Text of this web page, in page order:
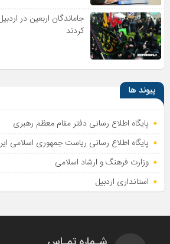
جاماندگان اربعین در
کردند
پیوند ها
پایگاه اطلاع رسانی دفتر مقام معظم رهبری
پایگاه اطلاع‌ رسانی ریاست‌ جمهوری اسلامی
وزارت فرهنگ و ارشاد اسلامی
استانداری اردبیل